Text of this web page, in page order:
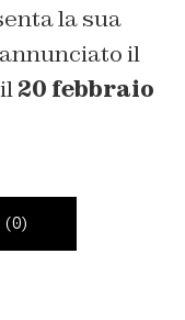
la sua
il
20 febbraio
(0)